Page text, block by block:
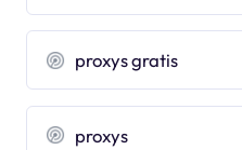
proxys gratis
proxys